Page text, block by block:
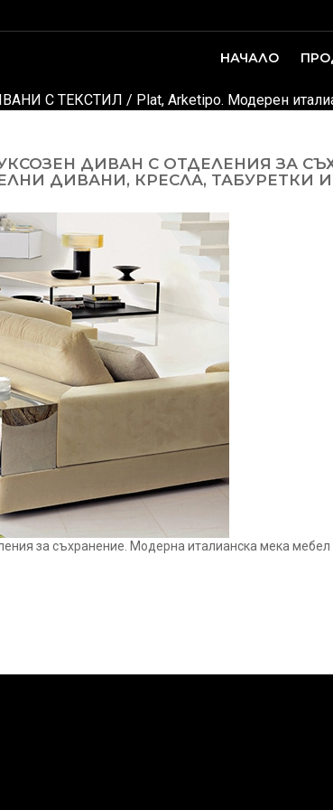
НАЧАЛО
С ТЕКСТИЛ / Plat, Arketipo. Модерен
ЛУКСОЗЕН ДИВАН С ОТДЕЛЕНИЯ ЗА
ДИВАНИ, КРЕСЛА, ТАБУРЕТКИ
за съхранение. Модерна италианска мека мебел